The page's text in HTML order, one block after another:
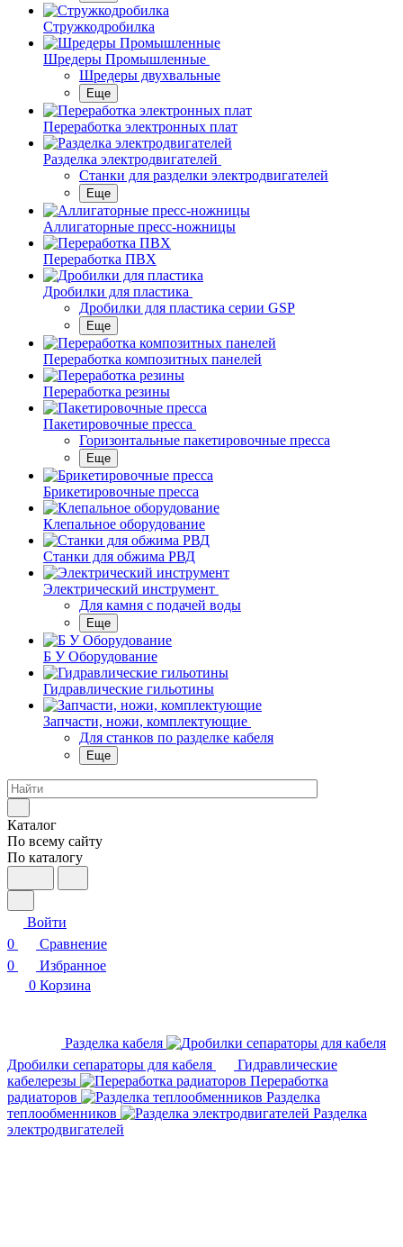
Стружкодробилка
Шредеры Промышленные
Шредеры двухвальные
Еще
Переработка электронных плат
Разделка электродвигателей
Станки для разделки электродвигателей
Еще
Аллигаторные пресс-ножницы
Переработка ПВХ
Дробилки для пластика
Дробилки для пластика серии GSP
Еще
Переработка композитных панелей
Переработка резины
Пакетировочные пресса
Горизонтальные пакетировочные пресса
Еще
Брикетировочные пресса
Клепальное оборудование
Станки для обжима РВД
Электрический инструмент
Для камня с подачей воды
Еще
Б У Оборудование
Гидравлические гильотины
Запчасти, ножи, комплектующие
Для станков по разделке кабеля
Еще
Каталог
По всему сайту
По каталогу
Войти
0
Сравнение
0
Избранное
0 Корзина
Разделка кабеля
Дробилки сепараторы для кабеля
Гидравлические
кабелерезы
Переработка
радиаторов
Разделка
теплообменников
Разделка
электродвигателей